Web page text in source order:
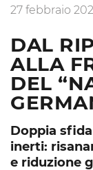
27 febbraio
DAL
ALLA
DEL
Doppia
inerti:
e riduzione